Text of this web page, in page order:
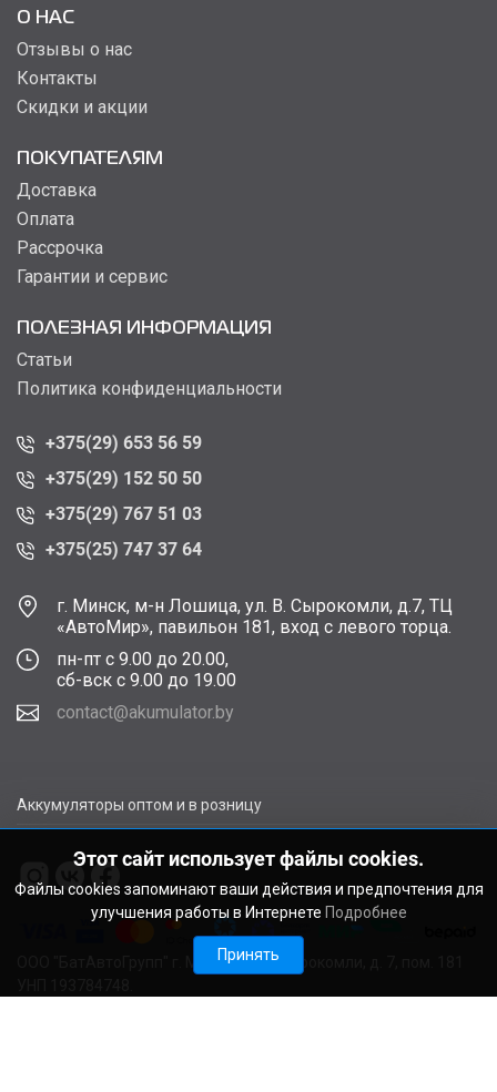
О НАС
Отзывы о нас
Контакты
Скидки и акции
ПОКУПАТЕЛЯМ
Доставка
Оплата
Рассрочка
Гарантии и сервис
ПОЛЕЗНАЯ ИНФОРМАЦИЯ
Статьи
Политика конфиденциальности
+375(29) 653 56 59
+375(29) 152 50 50
+375(29) 767 51 03
+375(25) 747 37 64
г. Минск, м-н Лошица, ул. В. Сырокомли, д.7, ТЦ
«АвтоМир», павильон 181, вход с левого торца.
пн-пт с 9.00 до 20.00,
сб-вск с 9.00 до 19.00
contact@akumulator.by
Аккумуляторы оптом и в розницу
ООО "БатАвтоГрупп" г. Минск, ул. В. Сырокомли, д. 7, пом. 181
Этот сайт использует файлы cookies.
Файлы cookies запоминают ваши действия и предпочтения для
улучшения работы в Интернете Подробнее
Принять